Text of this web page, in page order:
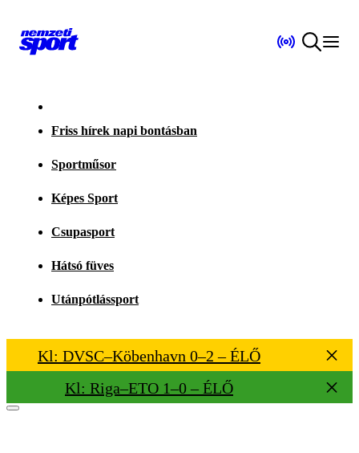
Friss hírek napi bontásban
Sportműsor
Képes Sport
Csupasport
Hátsó füves
Utánpótlássport
Kl: DVSC–Köbenhavn 0–2 – ÉLŐ
Kl: Riga–ETO 1–0 – ÉLŐ